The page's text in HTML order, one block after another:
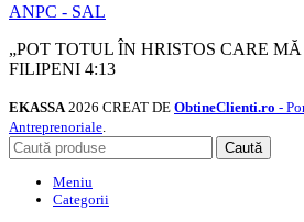
ANPC - SAL
„POT TOTUL ÎN HRISTOS CARE
FILIPENI 4:13
EKASSA 2026 CREAT DE ObtineClienti.ro -
Antreprenoriale
Caută
Meniu
Categorii